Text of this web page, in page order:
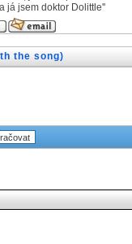
já jsem doktor Dolittle''
the song)